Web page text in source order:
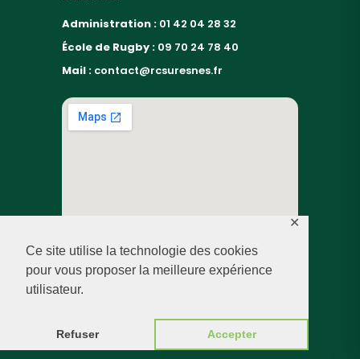
Ce site utilise la technologie des cookies
pour vous proposer la meilleure expérience
utilisateur.
Refuser Accepter
✕
Administration : 01 42 04 28 32
École de Rugby : 09 70 24 78 40
Mail : contact@rcsuresnes.fr
© RUGBY CLUB SURESNES – 2026 — TOUS DROITS